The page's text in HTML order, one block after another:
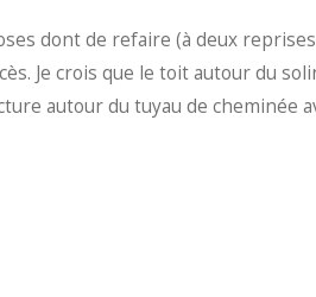
dont de refaire (à deux
Je crois que le toit autour du
autour du tuyau de cheminée